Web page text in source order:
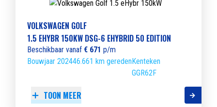
VOLKSWAGEN GOLF
1.5 EHYBR 150KW DSG-6 EHYBRID 50 EDITION
Beschikbaar vanaf € 671 p/m
Bouwjaar 202446.661 km geredenKenteken
GGR62F
TOON MEER